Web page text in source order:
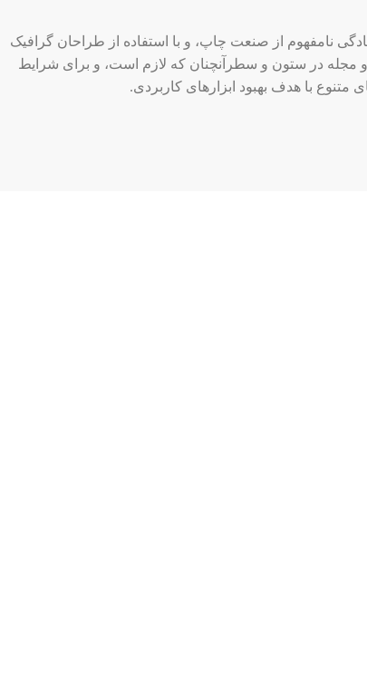
نامفهوم از صنعت چاپ، و با استفاده از طراحان گرافیک
و مجله در ستون و سطرآنچنان که لازم است، و برای شرایط
متنوع با هدف بهبود ابزارهای کاربردی.